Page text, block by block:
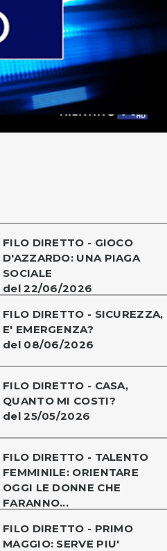
FILO DIRETTO - GIOCO
D'AZZARDO: UNA PIAGA
SOCIALE
del 22/06/2026
FILO DIRETTO - SICUREZZA,
E' EMERGENZA?
del 08/06/2026
FILO DIRETTO - CASA,
QUANTO MI COSTI?
del 25/05/2026
FILO DIRETTO - TALENTO
FEMMINILE: ORIENTARE
OGGI LE DONNE CHE
FARANNO...
FILO DIRETTO - PRIMO
MAGGIO: SERVE PIU'